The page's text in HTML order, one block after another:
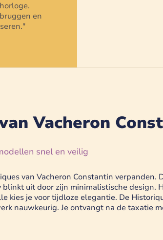
.
en
"
Vacheron
snel en veilig
van Vacheron Constantin
uit door zijn minimalistische design.
kies je voor tijdloze elegantie. De
nauwkeurig. Je ontvangt na de taxatie